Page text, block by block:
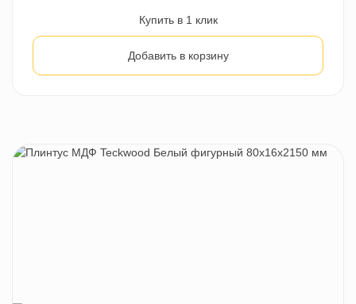
Купить в 1 клик
Добавить в корзину